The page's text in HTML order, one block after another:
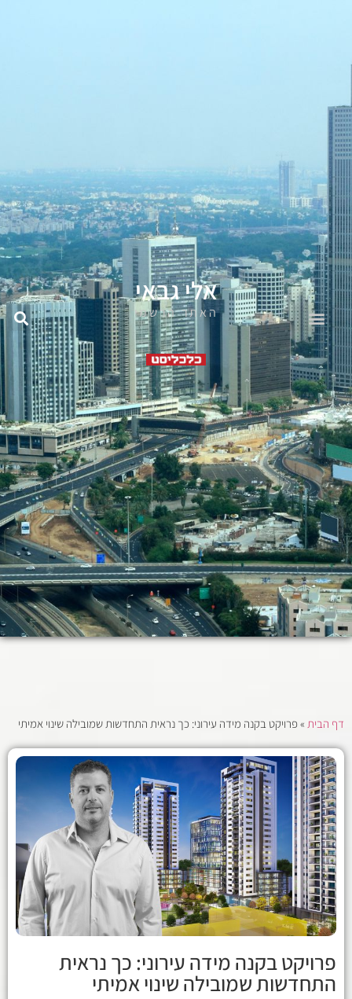
אלי גבאי
האתר הרשמי
דף הבית »פרויקט בקנה מידה עירוני: כך נראית התחדשות שמובילה שינוי אמיתי
פרויקט בקנה מידה עירוני: כך נראית
התחדשות שמובילה שינוי אמיתי